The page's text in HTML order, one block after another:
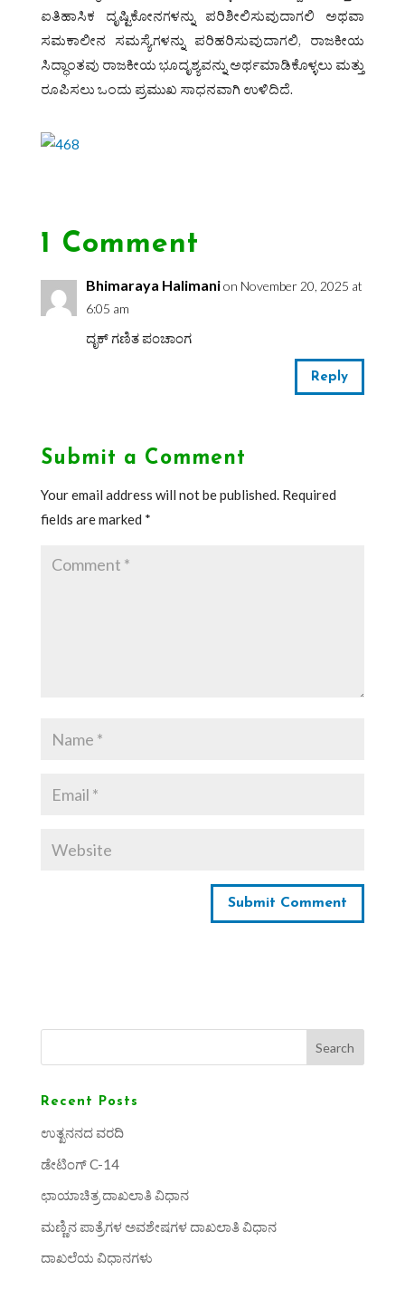
ಐತಿಹಾಸಿಕ ದೃಷ್ಟಿಕೋನಗಳನ್ನು ಪರಿಶೀಲಿಸುವುದಾಗಲಿ ಅಥವಾ
ಸಮಕಾಲೀನ ಸಮಸ್ಯೆಗಳನ್ನು ಪರಿಹರಿಸುವುದಾಗಲಿ, ರಾಜಕೀಯ
ಸಿದ್ಧಾಂತವು ರಾಜಕೀಯ ಭೂದೃಶ್ಯವನ್ನು ಅರ್ಥಮಾಡಿಕೊಳ್ಳಲು ಮತ್ತು
ರೂಪಿಸಲು ಒಂದು ಪ್ರಮುಖ ಸಾಧನವಾಗಿ ಉಳಿದಿದೆ.
1 Comment
Bhimaraya Halimanion November 20, 2025 at
6:05 am
ದೃಕ್ ಗಣಿತ ಪಂಚಾಂಗ
Reply
Submit a Comment
Your email address will not be published. Required
fields are marked *
Search
Recent Posts
ಉತ್ಖನನದ ವರದಿ
ಡೇಟಿಂಗ್ C-14
ಛಾಯಾಚಿತ್ರ ದಾಖಲಾತಿ ವಿಧಾನ
ಮಣ್ಣಿನ ಪಾತ್ರೆಗಳ ಅವಶೇಷಗಳ ದಾಖಲಾತಿ ವಿಧಾನ
ದಾಖಲೆಯ ವಿಧಾನಗಳು